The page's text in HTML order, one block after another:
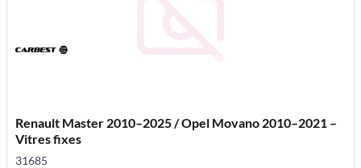
Renault Master 2010–2025 / Opel Movano 2010–2021 –
Vitres fixes
31685